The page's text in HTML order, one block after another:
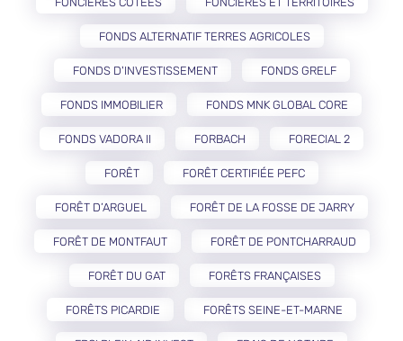
FONDS ALTERNATIF TERRES AGRICOLES
FONDS D'INVESTISSEMENT FONDS GRELF
FONDS IMMOBILIER FONDS MNK GLOBAL CORE
FONDS VADORA II FORBACH FORECIAL 2
FORÊT FORÊT CERTIFIÉE PEFC
FORÊT D’ARGUEL FORÊT DE LA FOSSE DE JARRY
FORÊT DE MONTFAUT FORÊT DE PONTCHARRAUD
FORÊT DU GAT FORÊTS FRANÇAISES
FORÊTS PICARDIE FORÊTS SEINE-ET-MARNE